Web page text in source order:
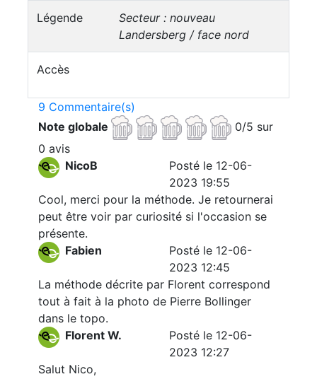
Légende
Secteur : nouveau
Landersberg / face nord
Accès
9 Commentaire(s)
Note globale
0/5 sur
0 avis
NicoB
Posté le 12-06-
2023 19:55
Cool, merci pour la méthode. Je retournerai
peut être voir par curiosité si l'occasion se
présente.
Fabien
Posté le 12-06-
2023 12:45
La méthode décrite par Florent correspond
tout à fait à la photo de Pierre Bollinger
dans le topo.
Florent W.
Posté le 12-06-
2023 12:27
Salut Nico,